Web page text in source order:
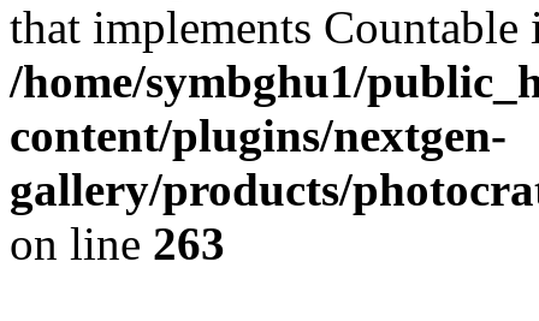
that implements Countable
/home/symbghu1/
content/plugins/nextgen-
gallery/products/
on line 263